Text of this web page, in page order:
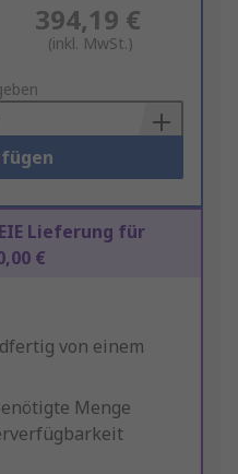
394,19 €
(inkl. MwSt.)
Lieferung für
€
von einem
Menge